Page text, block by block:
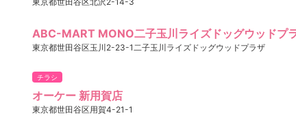
ABC-MART MONO二子玉川ライズドッグウッドプ
東京都世田谷区玉川2-23-1二子玉川ライズドッグウッドプラザ
チラシ
オーケー 新用賀店
東京都世田谷区用賀4-21-1